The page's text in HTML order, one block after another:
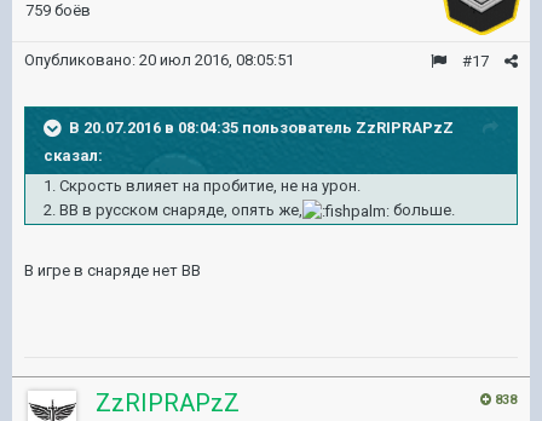
759 боёв
#17
Опубликовано: 20 июл 2016, 08:05:51
В 20.07.2016 в 08:04:35 пользователь ZzRIPRAPzZ
сказал:
1. Скрость влияет на пробитие, не на урон.
2. ВВ в русском снаряде, опять же,
больше.
В игре в снаряде нет ВВ
838
ZzRIPRAPzZ